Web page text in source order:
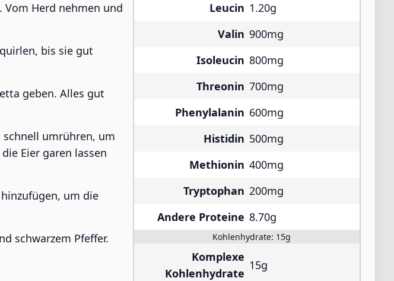
Herd nehmen und
bis sie gut
geben. Alles gut
schnell umrühren, um
Eier garen lassen
um die
schwarzem Pfeffer.
Leucin 1.20g
Valin 900mg
Isoleucin 800mg
Threonin 700mg
Phenylalanin 600mg
Histidin 500mg
Methionin 400mg
Tryptophan 200mg
Andere Proteine 8.70g
Kohlenhydrate: 15g
Komplexe
Kohlenhydrate
15g